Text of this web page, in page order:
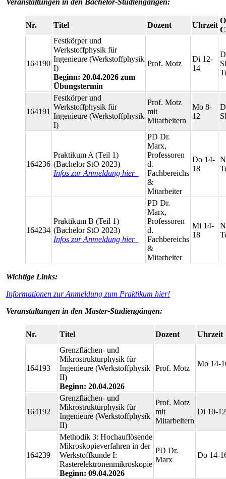
Nr. Titel Dozent Uhrzeit
164190
Festkörper und
Werkstoffphysik für
Ingenieure (Werkstoffphysik
I)
Beginn: 20.04.2026 zum
Übungstermin
Prof. Motz
Di 12-
14
164191
Festkörper und
Werkstoffphysik für
Ingenieure (Werkstoffphysik
I)
Prof. Motz
mit
Mitarbeitern
Mo 8-
12
164236
Praktikum A (Teil 1)
(Bachelor StO 2023)
Infos zur Anmeldung hier
PD Dr.
Marx,
Professoren
d.
Fachbereichs
&
Mitarbeiter
Do 14-
18
164234
Praktikum B (Teil 1)
(Bachelor StO 2023)
Infos zur Anmeldung hier
PD Dr.
Marx,
Professoren
d.
Fachbereichs
&
Mitarbeiter
Mi 14-
18
Wichtige Links:
Informationen zur Anmeldung zum Praktikum hier!
Veranstaltungen in den Master-Studiengängen:
Nr. Titel Dozent Uhrzeit
164193
Grenzflächen- und
Mikrostrukturphysik für
Ingenieure (Werkstoffphysik
II)
Beginn: 20.04.2026
Prof. Motz
Mo 14-
164192
Grenzflächen- und
Mikrostrukturphysik für
Ingenieure (Werkstoffphysik
II)
Prof. Motz
mit
Mitarbeitern
Di 10-12
164239
Methodik 3: Hochauflösende
Mikroskopieverfahren in der
Werkstoffkunde I:
Rasterelektronenmikroskopie
Beginn: 09.04.2026
PD Dr.
Marx
Do 14-